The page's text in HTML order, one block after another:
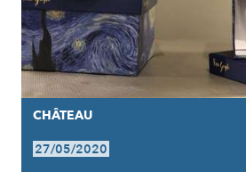
CHÂTEAU
27/05/2020